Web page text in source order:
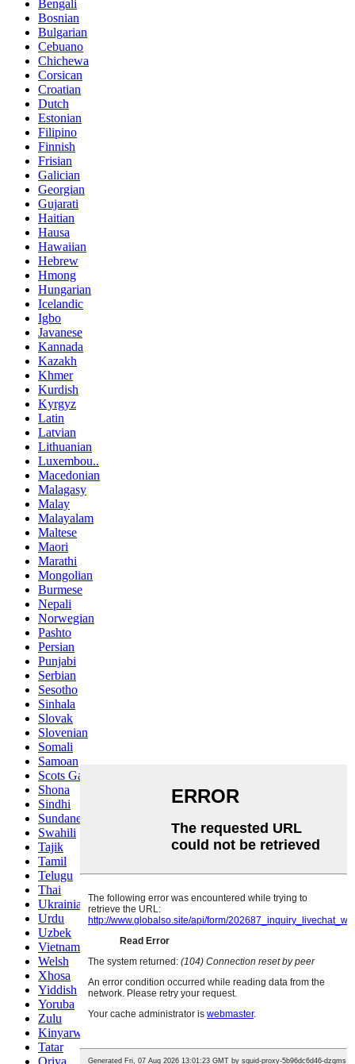
Bengali
Bosnian
Bulgarian
Cebuano
Chichewa
Corsican
Croatian
Dutch
Estonian
Filipino
Finnish
Frisian
Galician
Georgian
Gujarati
Haitian
Hausa
Hawaiian
Hebrew
Hmong
Hungarian
Icelandic
Igbo
Javanese
Kannada
Kazakh
Khmer
Kurdish
Kyrgyz
Latin
Latvian
Lithuanian
Luxembou..
Macedonian
Malagasy
Malay
Malayalam
Maltese
Maori
Marathi
Mongolian
Burmese
Nepali
Norwegian
Pashto
Persian
Punjabi
Serbian
Sesotho
Sinhala
Slovak
Slovenian
Somali
Samoan
Scots Gaelic
Shona
Sindhi
Sundanese
Swahili
Tajik
Tamil
Telugu
Thai
Ukrainian
Urdu
Uzbek
Vietnamese
Welsh
Xhosa
Yiddish
Yoruba
Zulu
Kinyarwanda
Tatar
Oriya